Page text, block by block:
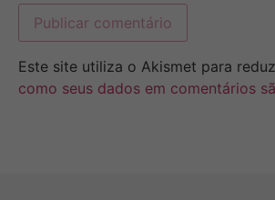
Este site utiliza o Akismet para
como seus dados em comentários